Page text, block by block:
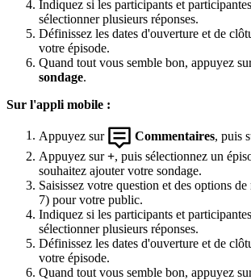
Indiquez si les participants et
sélectionner plusieurs réponses.
Définissez les dates d'ouverture et de
votre épisode.
Quand tout vous semble bon, appuyez
sondage.
Sur l'appli mobile :
Appuyez sur Commentaires, puis
Appuyez sur+, puis sélectionnez un
souhaitez ajouter votre sondage.
Saisissez votre question et des options
7) pour votre public.
Indiquez si les participants et
sélectionner plusieurs réponses.
Définissez les dates d'ouverture et de
votre épisode.
Quand tout vous semble bon, appuyez